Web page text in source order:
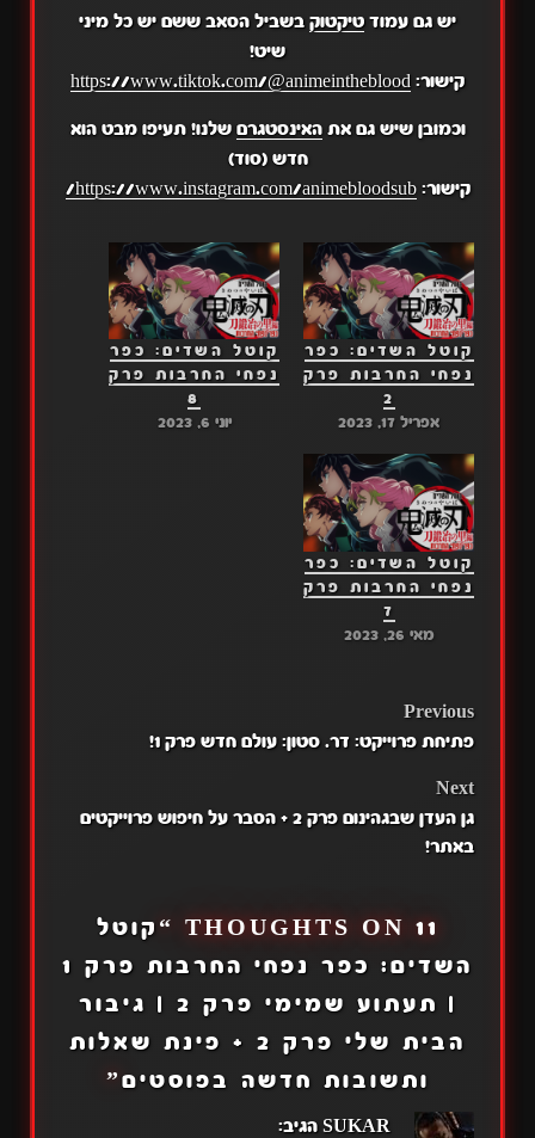
יש גם עמודטיקטוק בשביל הסאב ששם יש כל מיני
שיט!
קישור: https://www.tiktok.com/@animeintheblood
וכמובן שיש גם אתהאינסטגרם שלנו! תעיפו מבט הוא
חדש (סוד)
קישור:https://www.instagram.com/animebloodsub/
קוטל השדים: כפר
נפחי החרבות פרק
2
אפריל 17, 2023
קוטל השדים: כפר
נפחי החרבות פרק
8
יוני 6, 2023
קוטל השדים: כפר
נפחי החרבות פרק
7
מאי 26, 2023
POST
Previous
פתיחת פרוייקט: דר. סטון: עולם חדש פרק 1!
Next
גן העדן שבגהינום פרק 2 + הסבר על חיפוש פרוייקטים
באתר!
11 THOUGHTS ON “
קוטל
השדים: כפר נפחי החרבות פרק 1
| תעתוע שמימי פרק 2 | גיבור
הבית שלי פרק 2 + פינת שאלות
ותשובות חדשה בפוסטים ”
SUKAR הגיב: